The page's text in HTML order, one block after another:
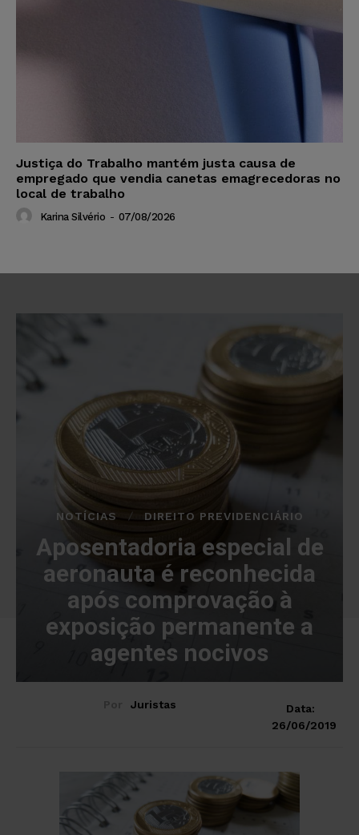
Justiça do Trabalho mantém justa causa de
empregado que vendia canetas emagrecedoras no
local de trabalho
Karina Silvério - 07/08/2026